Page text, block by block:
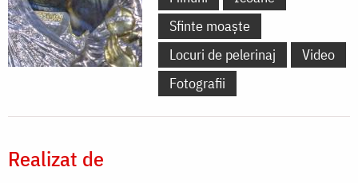
Sfinte moaște
Locuri de pelerinaj
Video
Fotografii
Realizat de